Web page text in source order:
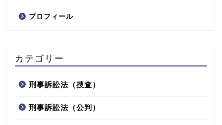
プロフィール
カテゴリー
刑事訴訟法（捜査）
刑事訴訟法（公判）